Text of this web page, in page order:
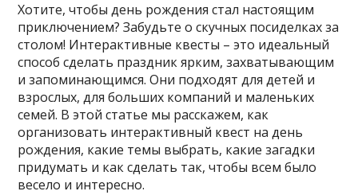
Хотите, чтобы день рождения стал настоящим
приключением? Забудьте о скучных посиделках за
столом! Интерактивные квесты – это идеальный
способ сделать праздник ярким, захватывающим
и запоминающимся. Они подходят для детей и
взрослых, для больших компаний и маленьких
семей. В этой статье мы расскажем, как
организовать интерактивный квест на день
рождения, какие темы выбрать, какие загадки
придумать и как сделать так, чтобы всем было
весело и интересно.